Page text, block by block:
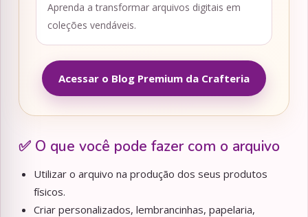
Aprenda a transformar arquivos digitais em
coleções vendáveis.
Acessar o Blog Premium da Crafteria
✅ O que você pode fazer com o arquivo
Utilizar o arquivo na produção dos seus produtos
físicos.
Criar personalizados, lembrancinhas, papelaria,